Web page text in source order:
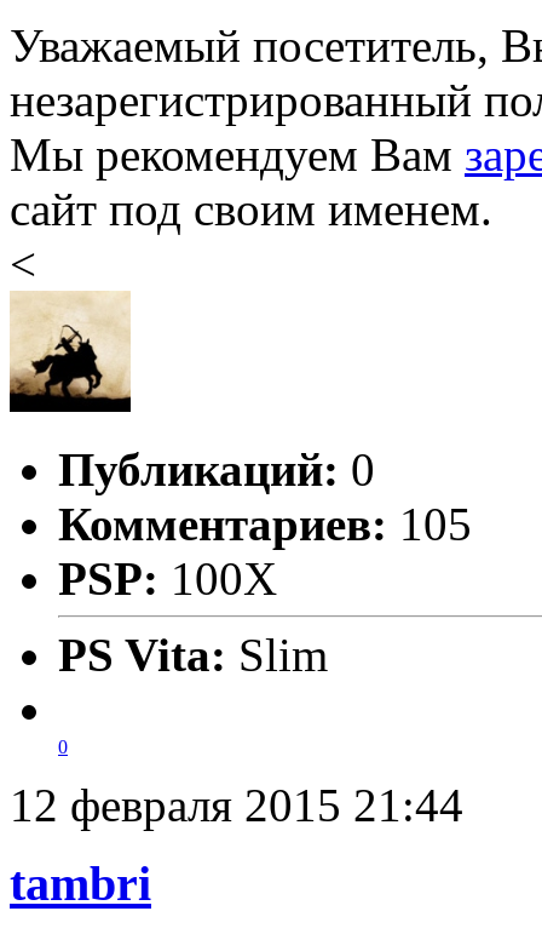
Уважаемый посетитель,
незарегистрированный
Мы рекомендуем Вам
сайт под своим именем.
<
Публикаций: 0
Комментариев: 105
PSP: 100X
PS Vita: Slim
0
12 февраля 2015 21:44
tambri